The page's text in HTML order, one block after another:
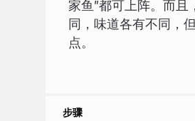
家鱼”都可上阵。而
同，味道各有不同，
点。
步骤